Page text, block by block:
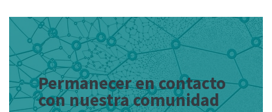
Permanecer en contacto
con nuestra comunidad